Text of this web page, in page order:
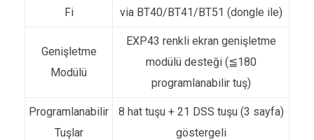
Fi
via BT40/BT41/BT51 (dongle ile)
Genişletme
Modülü
EXP43 renkli ekran genişletme
modülü desteği (≦180
programlanabilir tuş)
Programlanabilir
Tuşlar
8 hat tuşu + 21 DSS tuşu (3 sayfa)
göstergeli